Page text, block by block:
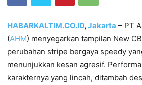
HABARKALTIM.CO.ID,Jakarta – PT
(AHM) menyegarkan tampilan New
perubahan stripe bergaya speedy
menunjukkan kesan agresif.
karakternya yang lincah, ditambah